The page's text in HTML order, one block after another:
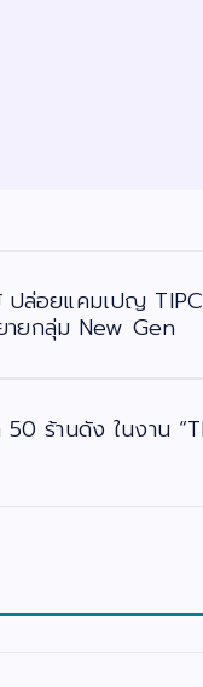
ปล่อยแคมเปญ
ายกลุ่ม New Gen
ร้านดัง ในงาน